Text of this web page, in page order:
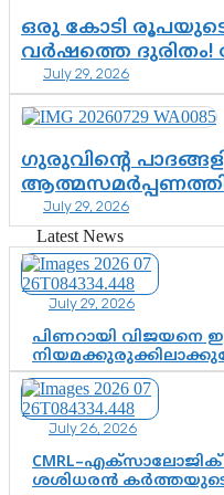
ഒരു കോടി രൂപയുടെ
വർഷത്തെ ദുരിതം!
സംവിധാനത്തെ
പോരാട്ടം
July 29, 2026
ഗുരുവിന്റെ
അമൃതാനന്ദമയി
ഗുരുപൂർണിമ
July 29, 2026
Latest News
July 29, 2026
പിണറായി വിജയനെ
വിജയൻ
കർത്തയുടെ മൊഴി
വഴിത്തിരിവാകുമോ?
July 26, 2026
ശശിധരൻ കർത്തയുടെ